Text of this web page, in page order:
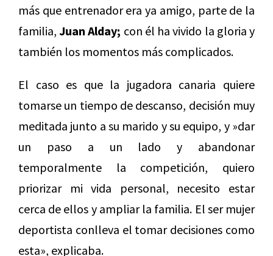
más que entrenador era ya amigo, parte de la
familia,Juan Alday; con él ha vivido la gloria y
también los momentos más complicados.
El caso es que la jugadora canaria quiere
tomarse un tiempo de descanso, decisión muy
meditada junto a su marido y su equipo, y »dar
un paso a un lado y abandonar
temporalmente la competición, quiero
priorizar mi vida personal, necesito estar
cerca de ellos y ampliar la familia. El ser mujer
deportista conlleva el tomar decisiones como
esta», explicaba.